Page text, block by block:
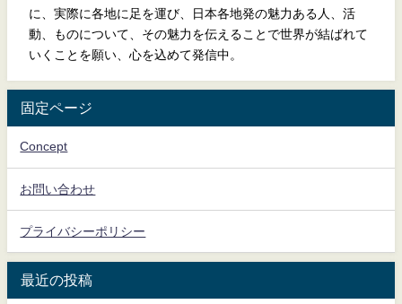
に、実際に各地に足を運び、日本各地発の魅力ある人、活
動、ものについて、その魅力を伝えることで世界が結ばれて
いくことを願い、心を込めて発信中。
固定ページ
Concept
お問い合わせ
プライバシーポリシー
最近の投稿